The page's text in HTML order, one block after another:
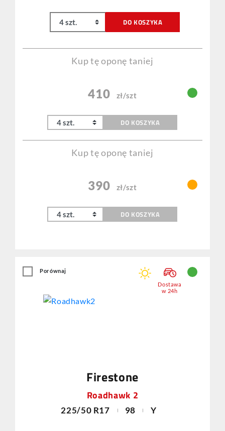
DO KOSZYKA
Kup tę oponę taniej
410 zł/szt
DO KOSZYKA
Kup tę oponę taniej
390 zł/szt
DO KOSZYKA
Firestone
Roadhawk 2
225/50 R17 98 Y
Porównaj
Dostawa
w 24h